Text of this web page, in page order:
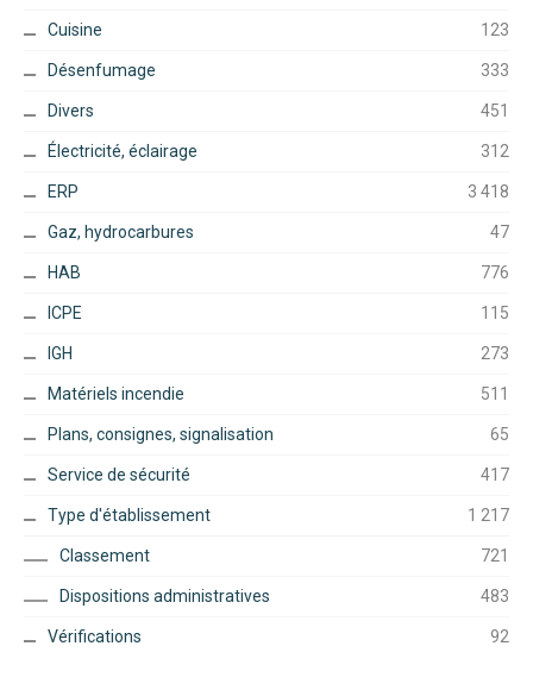
Cuisine 123
Désenfumage 333
Divers 451
Électricité, éclairage 312
ERP 3 418
Gaz, hydrocarbures 47
HAB 776
ICPE 115
IGH 273
Matériels incendie 511
Plans, consignes, signalisation 65
Service de sécurité 417
Type d'établissement 1 217
Classement 721
Dispositions administratives 483
Vérifications 92